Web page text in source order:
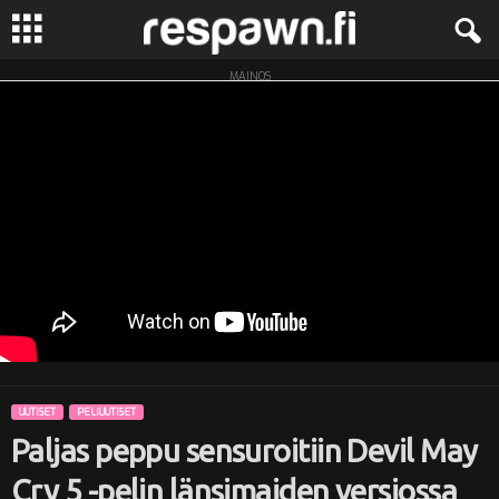
R
w
MAINOS
UUTISET PELIUUTISET
Paljas peppu sensuroitiin Devil May
Cry 5 -pelin länsimaiden versiossa